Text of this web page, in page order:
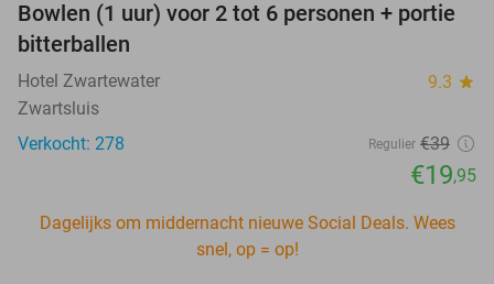
Bowlen (1 uur) voor 2 tot 6 personen + portie
bitterballen
Hotel Zwartewater 9.3 star
Zwartsluis
Verkocht: 278
Regulier €39
€19,95
Dagelijks om middernacht nieuwe Social Deals. Wees
snel, op = op!